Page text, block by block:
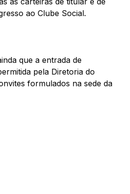
ao Clube Social.
que a entrada de
pela Diretoria do
formulados na sede da